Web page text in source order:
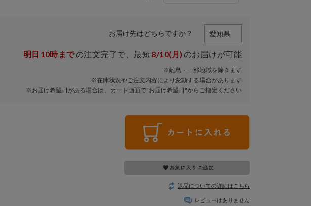
お届け先はどちらですか？
明日 10時までの注文完了で、最短 8/10(月) のお届けが可能
※離島・一部地域を除きます
※在庫状況やご注文内容により変動する場合があります
※お届け希望日がある場合は、カート画面で"お届け希望日"からご指定ください
返品についての詳細はこちら
レビューはありません